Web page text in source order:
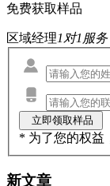
免费获取样品
区域经理1对1服务
* 为了您的权益
新文章